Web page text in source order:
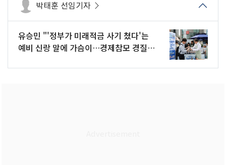
박태훈 선임기자
유승민 "'정부가 미래적금 사기 쳤다'는
예비 신랑 말에 가슴이…경제참모 경질